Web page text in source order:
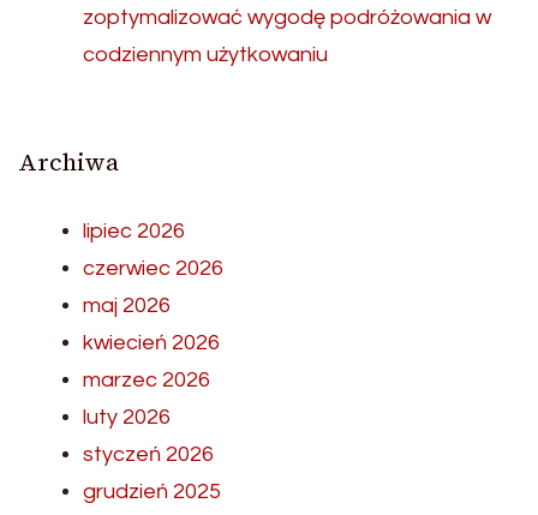
zoptymalizować wygodę podróżowania w
codziennym użytkowaniu
Archiwa
lipiec 2026
czerwiec 2026
maj 2026
kwiecień 2026
marzec 2026
luty 2026
styczeń 2026
grudzień 2025